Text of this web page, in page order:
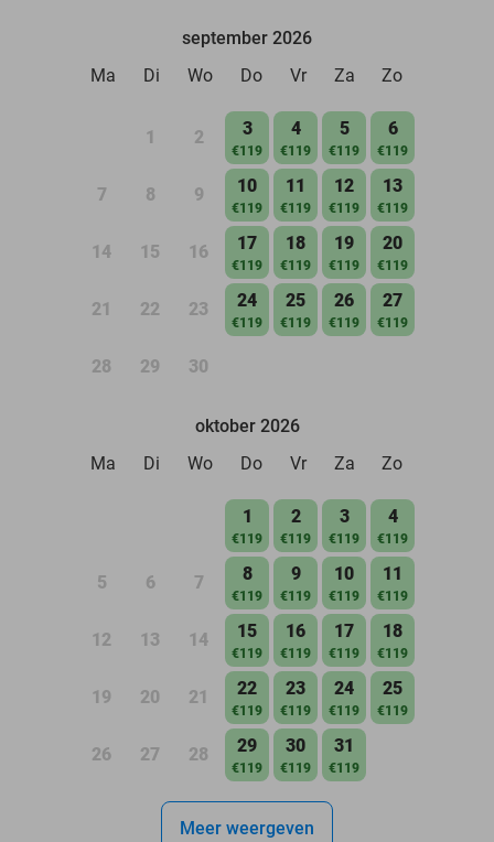
september 2026
Ma
Di Wo Do Vr Za Zo
1 2 3
€119
4
€119
5
€119
6
€119
7 8 9 10
€119
11
€119
12
€119
13
€119
14 15 16 17
€119
18
€119
19
€119
20
€119
21 22 23 24
€119
25
€119
26
€119
27
€119
28 29 30
oktober 2026
Ma
Di Wo Do Vr Za Zo
1
€119
2
€119
3
€119
4
€119
5 6 7 8
€119
9
€119
10
€119
11
€119
12 13 14 15
€119
16
€119
17
€119
18
€119
19 20 21 22
€119
23
€119
24
€119
25
€119
26 27 28 29
€119
30
€119
31
€119
Meer weergeven